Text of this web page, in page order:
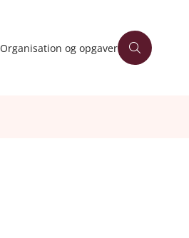
Organisation og opgaver